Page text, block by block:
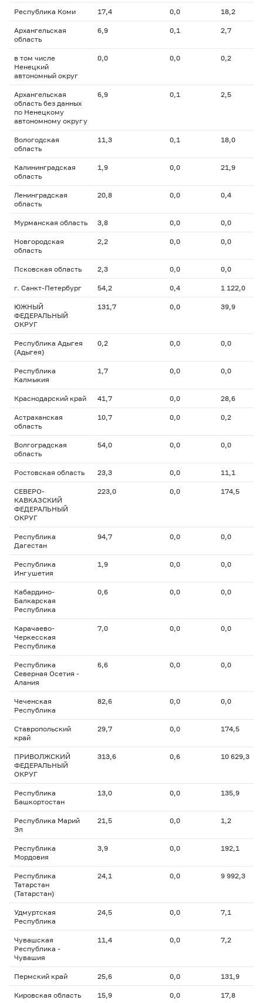
Республика Коми 17,4 0,0 18,2
Архангельская
область
6,9 0,1 2,7
в том числе
Ненецкий
автономный округ
0,0 0,0 0,2
Архангельская
область без данных
по Ненецкому
автономному округу
6,9 0,1 2,5
Вологодская
область
11,3 0,1 18,0
Калининградская
область
1,9 0,0 21,9
Ленинградская
область
20,8 0,0 0,4
Мурманская область 3,8 0,0 0,0
Новгородская
область
2,2 0,0 0,0
Псковская область 2,3 0,0 0,0
г. Санкт-Петербург 54,2 0,4 1 122,0
ЮЖНЫЙ
ФЕДЕРАЛЬНЫЙ
ОКРУГ
131,7 0,0 39,9
Республика Адыгея
(Адыгея)
0,2 0,0 0,0
Республика
Калмыкия
1,7 0,0 0,0
Краснодарский край 41,7 0,0 28,6
Астраханская
область
10,7 0,0 0,2
Волгоградская
область
54,0 0,0 0,0
Ростовская область 23,3 0,0 11,1
СЕВЕРО-
КАВКАЗСКИЙ
ФЕДЕРАЛЬНЫЙ
ОКРУГ
223,0 0,0 174,5
Республика
Дагестан
94,7 0,0 0,0
Республика
Ингушетия
1,9 0,0 0,0
Кабардино-
Балкарская
Республика
0,6 0,0 0,0
Карачаево-
Черкесская
Республика
7,0 0,0 0,0
Республика
Северная Осетия -
Алания
6,6 0,0 0,0
Чеченская
Республика
82,6 0,0 0,0
Ставропольский
край
29,7 0,0 174,5
ПРИВОЛЖСКИЙ
ФЕДЕРАЛЬНЫЙ
ОКРУГ
313,6 0,6 10 629,3
Республика
Башкортостан
13,0 0,0 135,9
Республика Марий
Эл
21,5 0,0 1,2
Республика
Мордовия
3,9 0,0 192,1
Республика
Татарстан
(Татарстан)
24,1 0,0 9 992,3
Удмуртская
Республика
24,5 0,0 7,1
Чувашская
Республика -
Чувашия
11,4 0,0 7,2
Пермский край 25,6 0,0 131,9
Кировская область 15,9 0,0 17,8